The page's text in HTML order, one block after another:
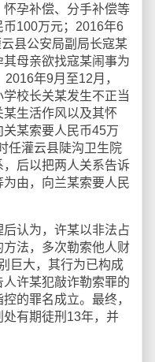
孕补偿、分手补偿等
100万元；2016年6
县公安局副局长寇某
母亲欲找寇某闹事为
年9月至12月，
校长关某发生不正当
生活作风以及其怀
某索要人民币45万
任灌云县陡沟卫生院
后以把两人关系告诉
由，向兰某索要人民
认为，许某以非法占
法，多次勒索他人财
巨大，其行为已构成
许某犯敲诈勒索罪的
的罪名成立。最终，
有期徒刑13年，并